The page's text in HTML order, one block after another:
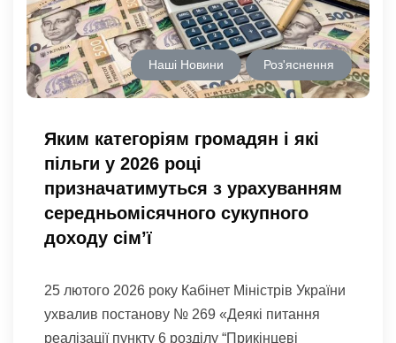
Наші Новини Роз'яснення
Яким категоріям громадян і які
пільги у 2026 році
призначатимуться з урахуванням
середньомісячного сукупного
доходу сім’ї
25 лютого 2026 року Кабінет Міністрів України
ухвалив постанову № 269 «Деякі питання
реалізації пункту 6 розділу “Прикінцеві